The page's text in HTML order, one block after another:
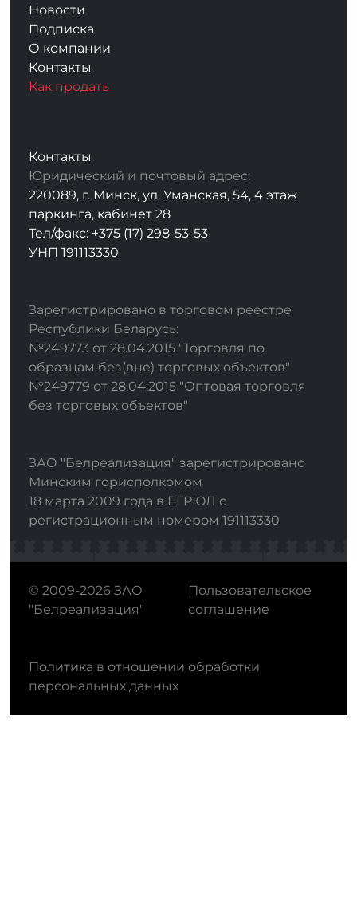
Новости
Подписка
О компании
Контакты
Как продать
Контакты
Юридический и почтовый адрес:
220089, г. Минск, ул. Уманская, 54, 4 этаж
паркинга, кабинет 28
Тел/факс: +375 (17) 298-53-53
УНП 191113330
Зарегистрировано в торговом реестре
Республики Беларусь:
№249773 от 28.04.2015 "Торговля по
образцам без(вне) торговых объектов"
№249779 от 28.04.2015 "Оптовая торговля
без торговых объектов"
ЗАО "Белреализация" зарегистрировано
Минским горисполкомом
18 марта 2009 года в ЕГРЮЛ с
регистрационным номером 191113330
© 2009-2026 ЗАО
"Белреализация"
Пользовательское
соглашение
Политика в отношении обработки
персональных данных